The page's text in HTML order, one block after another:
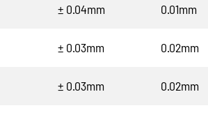
± 0.04mm 0.01mm
± 0.03mm 0.02mm
± 0.03mm 0.02mm